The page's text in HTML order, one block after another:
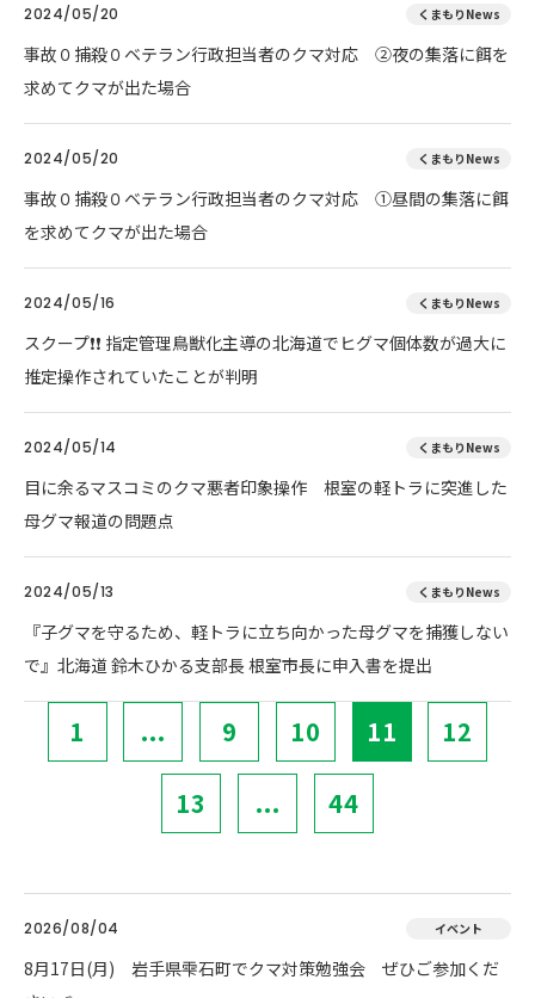
2024/05/20 くまもりNews
事故０捕殺０ベテラン行政担当者のクマ対応 ②夜の集落に餌を
求めてクマが出た場合
2024/05/20 くまもりNews
事故０捕殺０ベテラン行政担当者のクマ対応 ①昼間の集落に餌
を求めてクマが出た場合
2024/05/16 くまもりNews
スクープ❗❗ 指定管理鳥獣化主導の北海道でヒグマ個体数が過大に
推定操作されていたことが判明
2024/05/14 くまもりNews
目に余るマスコミのクマ悪者印象操作 根室の軽トラに突進した
母グマ報道の問題点
2024/05/13 くまもりNews
『子グマを守るため、軽トラに立ち向かった母グマを捕獲しない
で』北海道 鈴木ひかる支部長 根室市長に申入書を提出
1 ... 9 10 11 12
13 ... 44
2026/08/04 イベント
8月17日(月) 岩手県雫石町でクマ対策勉強会 ぜひご参加くだ